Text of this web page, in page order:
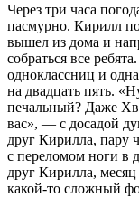
Через три часа
пасмурно. Кирилл
вышел из дома и
собраться все
одноклассниц и
на двадцать пять.
печальный? Даже
вас», — с досадой
друг Кирилла, пару
с переломом ноги в
друг Кирилла,
какой-то сложный